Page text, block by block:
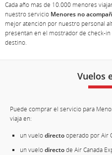
Cada año más de 10.000 menores
nuestro servicio Menores no
mejor atención por nuestro personal
presentan en el mostrador de check-
destino.
Vuelos
Puede comprar el servicio para
viaja en:
un vuelodirectooperado por Air
un vuelodirectode Air Canada